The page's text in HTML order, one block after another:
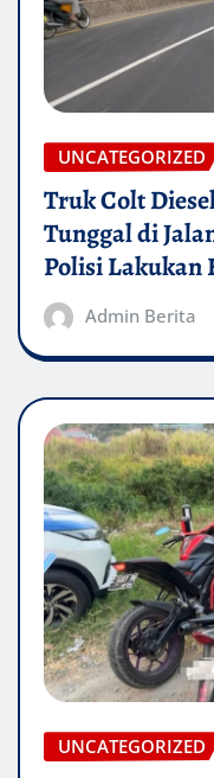
UNCATEGORIZED
Truk Colt
Tunggal di
Polisi Lakukan
Admin Berita
UNCATEGORIZED